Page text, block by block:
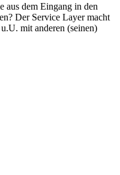
aus dem Eingang in den
Der Service Layer macht
mit anderen (seinen)